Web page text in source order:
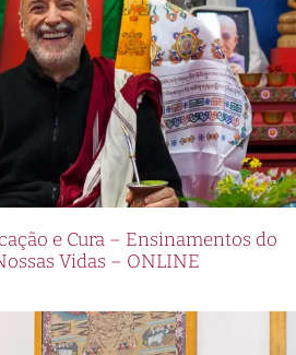
e Cura – Ensinamentos do
Vidas – ONLINE